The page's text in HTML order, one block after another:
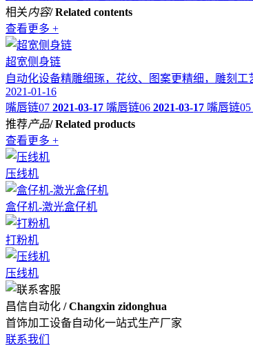
相关内容/ Related contents
查看更多 +
超宽侧身链
自动化设备精雕细琢，花纹、图案更精细，雕刻工
2021-01-16
嘴唇链07 2021-03-17 嘴唇链06 2021-03-17 嘴唇链05
推荐产品/ Related products
查看更多 +
压线机
盒仔机-激光盒仔机
打粉机
压线机
昌信自动化 / Changxin zidonghua
首饰加工设备自动化一站式生产厂家
联系我们